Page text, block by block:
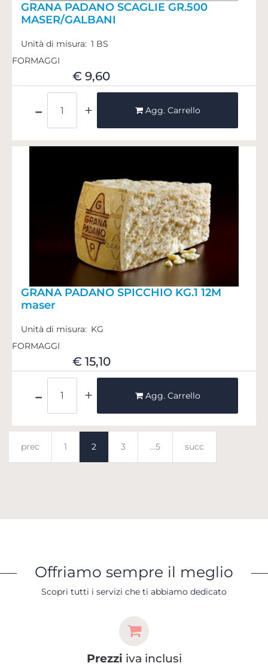
GRANA PADANO SCAGLIE GR.500
MASER/GALBANI
Unità di misura: 1 BS
FORMAGGI
€ 9,60
Agg. Carrello
GRANA PADANO SPICCHIO KG.1 12M
maser
Unità di misura: KG
FORMAGGI
€ 15,10
Agg. Carrello
prec 1 2 3 ...5 succ
Offriamo sempre il meglio
Scopri tutti i servizi che ti abbiamo dedicato
Prezzi iva inclusi